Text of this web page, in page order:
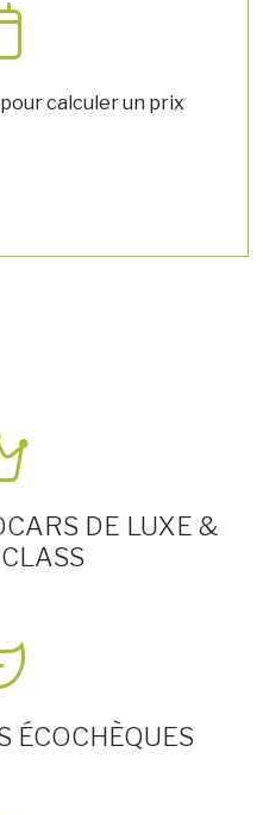
calculer un prix
DE LUXE &
ÉCOCHÈQUES